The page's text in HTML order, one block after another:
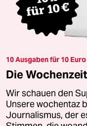
10 Ausgaben für 10 Euro
Die
Wir schauen den
Unsere wochentaz
Journalismus, der